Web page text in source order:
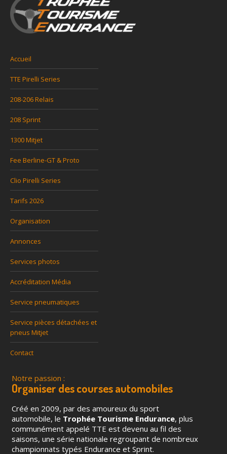
Accueil
TTE Pirelli Series
208-206 Relais
208 Sprint
1300 Mitjet
Fee Berline-GT & Proto
Clio Pirelli Series
Tarifs 2026
Organisation
Annonces
Services photos
Accréditation Média
Service pneumatiques
Service pièces détachées et
pneus Mitjet
Contact
Notre passion :
Organiser des courses automobiles
Créé en 2009, par des amoureux du sport
automobile, le Trophée Tourisme Endurance, plus
communément appelé TTE est devenu au fil des
saisons, une série nationale regroupant de nombreux
championnats typés Endurance et Sprint.